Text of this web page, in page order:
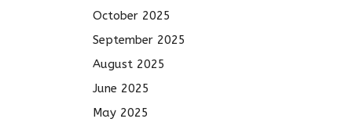
October 2025
September 2025
August 2025
June 2025
May 2025